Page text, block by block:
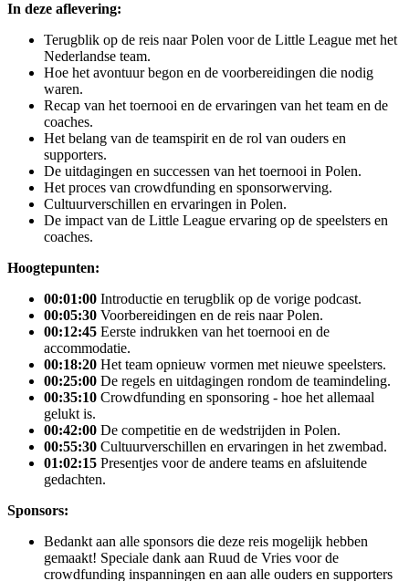
In deze aflevering:
Terugblik op de reis naar Polen voor de Little League met het
Nederlandse team.
Hoe het avontuur begon en de voorbereidingen die nodig
waren.
Recap van het toernooi en de ervaringen van het team en de
coaches.
Het belang van de teamspirit en de rol van ouders en
supporters.
De uitdagingen en successen van het toernooi in Polen.
Het proces van crowdfunding en sponsorwerving.
Cultuurverschillen en ervaringen in Polen.
De impact van de Little League ervaring op de speelsters en
coaches.
Hoogtepunten:
00:01:00 Introductie en terugblik op de vorige podcast.
00:05:30 Voorbereidingen en de reis naar Polen.
00:12:45 Eerste indrukken van het toernooi en de
accommodatie.
00:18:20 Het team opnieuw vormen met nieuwe speelsters.
00:25:00 De regels en uitdagingen rondom de teamindeling.
00:35:10 Crowdfunding en sponsoring - hoe het allemaal
gelukt is.
00:42:00 De competitie en de wedstrijden in Polen.
00:55:30 Cultuurverschillen en ervaringen in het zwembad.
01:02:15 Presentjes voor de andere teams en afsluitende
gedachten.
Sponsors:
Bedankt aan alle sponsors die deze reis mogelijk hebben
gemaakt! Speciale dank aan Ruud de Vries voor de
crowdfunding inspanningen en aan alle ouders en supporters